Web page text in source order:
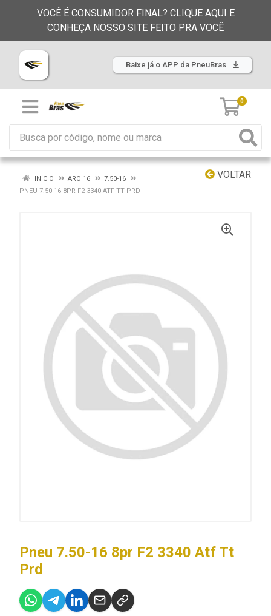
VOCÊ É CONSUMIDOR FINAL? CLIQUE AQUI E
CONHEÇA NOSSO SITE FEITO PRA VOCÊ
Baixe já o APP da PneuBras
0
VOLTAR
INÍCIO ARO 16
7.50-16
PNEU 7.50-16 8PR F2 3340 ATF TT PRD
Pneu 7.50-16 8pr F2 3340 Atf Tt
Prd